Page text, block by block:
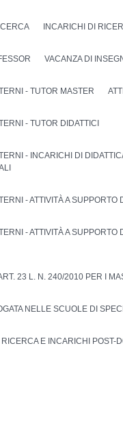
INCARICHI DI
VACANZA DI
- TUTOR MASTER
- TUTOR DIDATTICI
- INCARICHI DI
- ATTIVITÀ A
- ATTIVITÀ A
23 L. N. 240/2010 PER I
NELLE SCUOLE DI
E INCARICHI POST-